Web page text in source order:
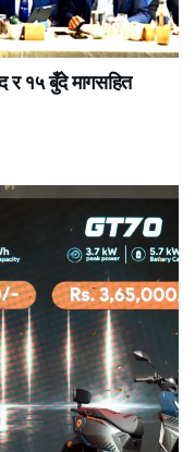
र १५ बुँदे मागसहित